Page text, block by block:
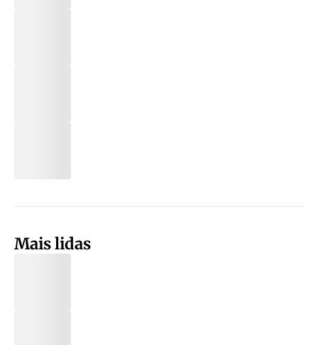
Mais lidas